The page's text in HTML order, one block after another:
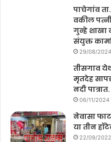
पाचेगांव
वकील
गुन्हे शाखा
संयुक्त
29/08/2024
तीसगाव
मृतदेह
नदी पात्रात.
06/11/2024
नेवासा
या तीन
22/09/2022